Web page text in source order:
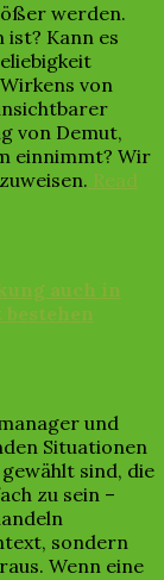
werden.
Kann es
von
von Demut,
einnimmt? Wir
Read
auch in
und
Situationen
sind, die
zu sein –
sondern
Wenn eine